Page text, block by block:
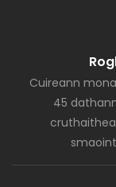
Cuireann
45